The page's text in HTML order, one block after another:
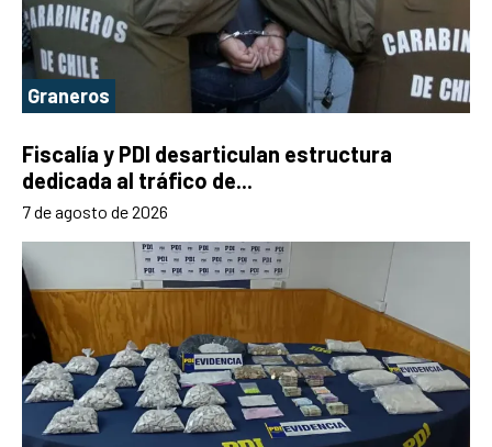
Graneros
Fiscalía y PDI desarticulan estructura
dedicada al tráfico de...
7 de agosto de 2026